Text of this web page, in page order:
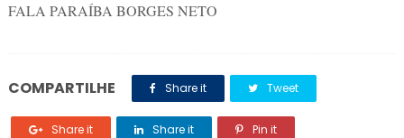
FALA PARAÍBA BORGES NETO
COMPARTILHE Share it Tweet
Share it Share it Pin it